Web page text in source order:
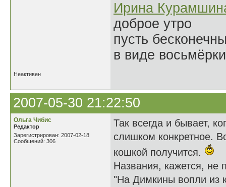
Ирина
доброе утро
пусть
в виде восьмёрки
Неактивен
2007-05-30 21:22:50
Ольга Чибис
Редактор
Зарегистрирован: 2007-02-18
Сообщений: 306
Так всегда и бывает,
слишком конкретное.
кошкой получится.
Названия, кажется, не
"На Димкины вопли из